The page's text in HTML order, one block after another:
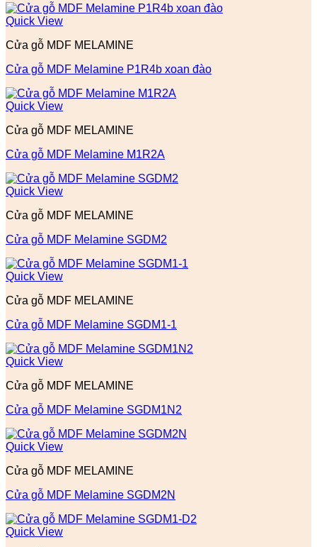
Quick View
Cửa gỗ MDF MELAMINE
Cửa gỗ MDF Melamine P1R4b xoan đào
Quick View
Cửa gỗ MDF MELAMINE
Cửa gỗ MDF Melamine M1R2A
Quick View
Cửa gỗ MDF MELAMINE
Cửa gỗ MDF Melamine SGDM2
Quick View
Cửa gỗ MDF MELAMINE
Cửa gỗ MDF Melamine SGDM1-1
Quick View
Cửa gỗ MDF MELAMINE
Cửa gỗ MDF Melamine SGDM1N2
Quick View
Cửa gỗ MDF MELAMINE
Cửa gỗ MDF Melamine SGDM2N
Quick View